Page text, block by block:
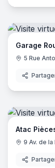
Garage
Atac
9 Av. de